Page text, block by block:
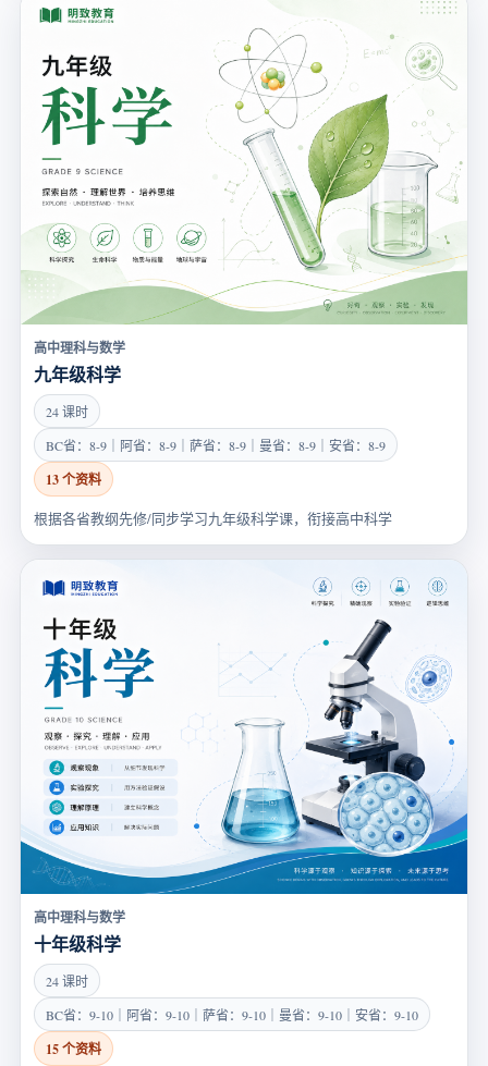
高中理科与数学
九年级科学
24 课时
BC省：8-9｜阿省：8-9｜萨省：8-9｜曼省：8-9｜安省：8-9
13 个资料
根据各省教纲先修/同步学习九年级科学课，衔接高中科学
高中理科与数学
十年级科学
24 课时
BC省：9-10｜阿省：9-10｜萨省：9-10｜曼省：9-10｜安省：9-10
15 个资料